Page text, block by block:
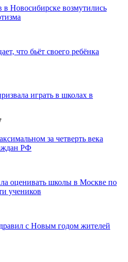
в Новосибирске возмутились
что бьёт своего ребёнка
играть в школах в
за четверть века
РФ
оценивать школы в Москве по
учеников
с Новым годом жителей